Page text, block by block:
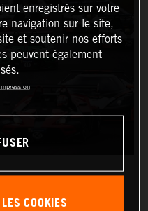
enregistrés sur votre
navigation sur le site,
et soutenir nos efforts
peuvent également
Impression
COOKIES